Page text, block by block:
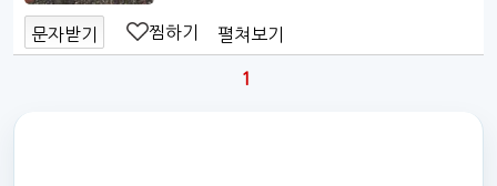
문자받기 찜하기 펼쳐보기
1